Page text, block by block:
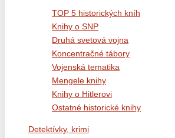
TOP 5 historických kníh
Knihy o SNP
Druhá svetová vojna
Koncentračné tábory
Vojenská tematika
Mengele knihy
Knihy o Hitlerovi
Ostatné historické knihy
Detektívky, krimi